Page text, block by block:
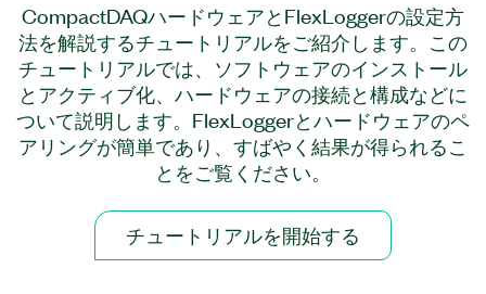
CompactDAQハードウェアとFlexLoggerの設定方
法を解説するチュートリアルをご紹介します。この
チュートリアルでは、ソフトウェアのインストール
とアクティブ化、ハードウェアの接続と構成などに
ついて説明します。FlexLoggerとハードウェアのペ
アリングが簡単であり、すばやく結果が得られるこ
とをご覧ください。
チュートリアルを開始する